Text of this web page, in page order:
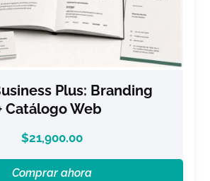
Plus: Branding
Catálogo Web
$21,900.00
Comprar ahora